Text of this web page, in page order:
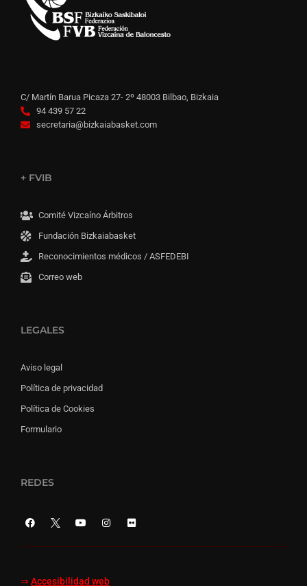
C/ Martín Barua Picaza 27- 2º 48003 Bilbao, Bizkaia
94 439 57 22
secretaria@bizkaiabasket.com
+ FVIB
Comité Vizcaíno Árbitros
Fundación Bizkaiabasket
Reconocimientos médicos / ASFEDEBI
Correo web
LEGALES
Aviso legal
Política de privacidad
Política de Cookies
Formulario
REDES
⇒ Accesibilidad web